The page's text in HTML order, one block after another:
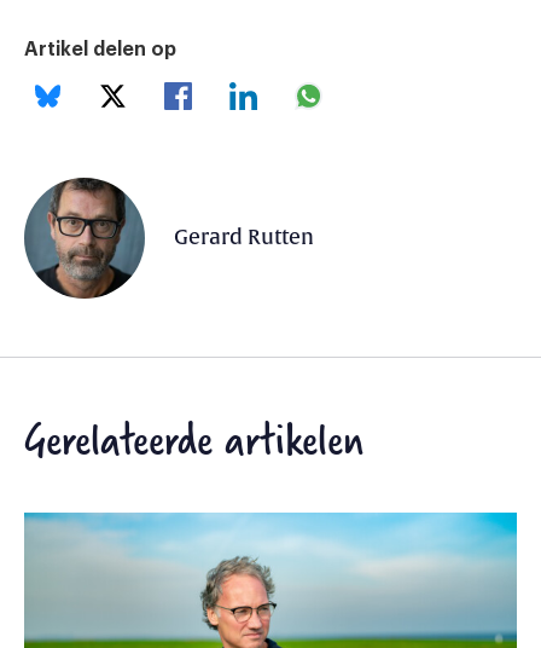
Artikel delen op
Gerard Rutten
Gerelateerde artikelen